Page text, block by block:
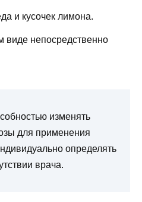
и кусочек лимона.
виде непосредственно
изменять
для применения
определять
врача.